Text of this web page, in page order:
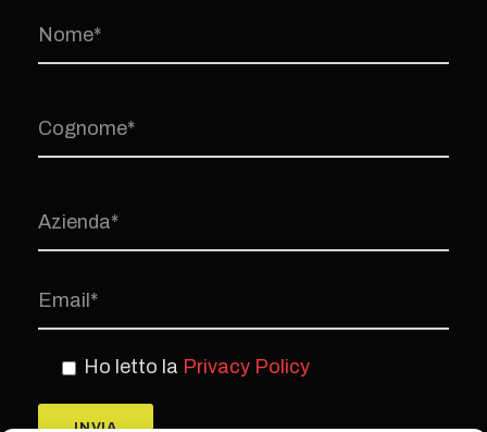
Ho letto la Privacy Policy